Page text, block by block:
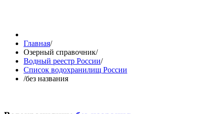
Главная/
Озерный справочник/
Водный реестр России/
Список водохранилищ России
/без названия